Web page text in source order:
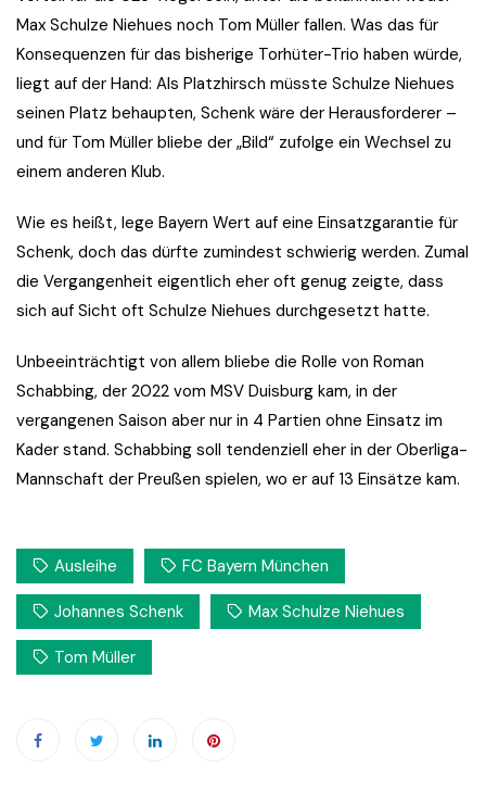
Max Schulze Niehues noch Tom Müller fallen. Was das für
Konsequenzen für das bisherige Torhüter-Trio haben würde,
liegt auf der Hand: Als Platzhirsch müsste Schulze Niehues
seinen Platz behaupten, Schenk wäre der Herausforderer –
und für Tom Müller bliebe der „Bild“ zufolge ein Wechsel zu
einem anderen Klub.
Wie es heißt, lege Bayern Wert auf eine Einsatzgarantie für
Schenk, doch das dürfte zumindest schwierig werden. Zumal
die Vergangenheit eigentlich eher oft genug zeigte, dass
sich auf Sicht oft Schulze Niehues durchgesetzt hatte.
Unbeeinträchtigt von allem bliebe die Rolle von Roman
Schabbing, der 2022 vom MSV Duisburg kam, in der
vergangenen Saison aber nur in 4 Partien ohne Einsatz im
Kader stand. Schabbing soll tendenziell eher in der Oberliga-
Mannschaft der Preußen spielen, wo er auf 13 Einsätze kam.
Ausleihe FC Bayern München
Johannes Schenk Max Schulze Niehues
Tom Müller